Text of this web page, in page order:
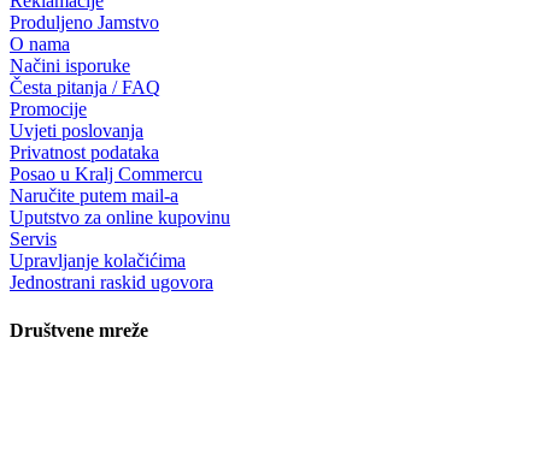
Produljeno Jamstvo
O nama
Načini isporuke
Česta pitanja / FAQ
Promocije
Uvjeti poslovanja
Privatnost podataka
Posao u Kralj Commercu
Naručite putem mail-a
Uputstvo za online kupovinu
Servis
Upravljanje kolačićima
Jednostrani raskid ugovora
Društvene mreže